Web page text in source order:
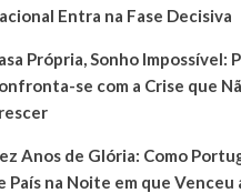
Entra na Fase Decisiva
Própria, Sonho Impossível:
se com a Crise que
Anos de Glória: Como
País na Noite em que Venceu